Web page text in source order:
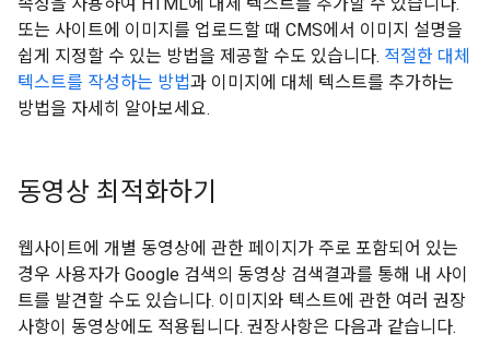
또는 사이트에 이미지를 업로드할 때 CMS에서 이미지 설명을
쉽게 지정할 수 있는 방법을 제공할 수도 있습니다. 적절한 대체
텍스트를 작성하는 방법과 이미지에 대체 텍스트를 추가하는
방법을 자세히 알아보세요.
동영상 최적화하기
웹사이트에 개별 동영상에 관한 페이지가 주로 포함되어 있는
경우 사용자가 Google 검색의 동영상 검색결과를 통해 내 사이
트를 발견할 수도 있습니다. 이미지와 텍스트에 관한 여러 권장
사항이 동영상에도 적용됩니다. 권장사항은 다음과 같습니다.